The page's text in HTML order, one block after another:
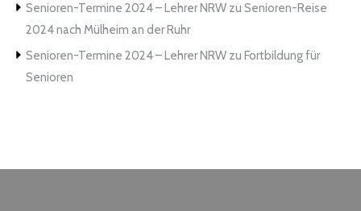
Senioren-Termine 2024 – Lehrer NRW zu Senioren-Reise
2024 nach Mülheim an der Ruhr
Senioren-Termine 2024 – Lehrer NRW zu Fortbildung für
Senioren